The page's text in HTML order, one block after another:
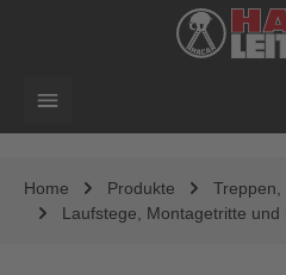
Home Produkte
Treppen,
Laufstege, Montagetritte und